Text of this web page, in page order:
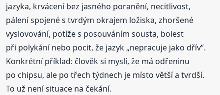
jazyka, krvácení bez jasného poranění, necitlivost,
pálení spojené s tvrdým okrajem ložiska, zhoršené
vyslovování, potíže s posouváním sousta, bolest
při polykání nebo pocit, že jazyk „nepracuje jako dřív“.
Konkrétní příklad: člověk si myslí, že má odřeninu
po chipsu, ale po třech týdnech je místo větší a tvrdší.
To už není situace na čekání.